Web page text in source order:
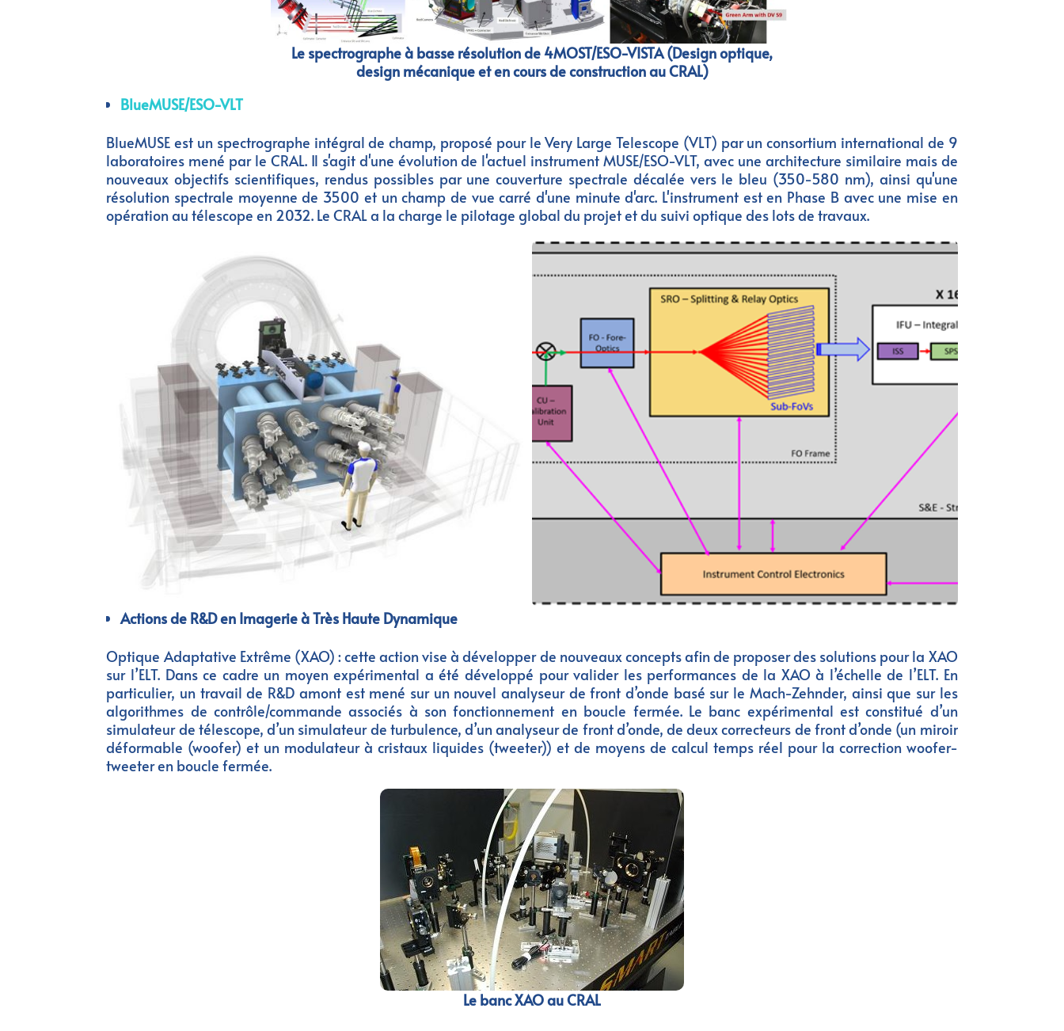
Le spectrographe à basse résolution de 4MOST/ESO-VISTA (Design optique,
design mécanique et en cours de construction au CRAL)
BlueMUSE/ESO-VLT
BlueMUSE est un spectrographe intégral de champ, proposé pour le Very Large Telescope (VLT) par un consortium international de 9
laboratoires mené par le CRAL. Il s'agit d'une évolution de l'actuel instrument MUSE/ESO-VLT, avec une architecture similaire mais de
nouveaux objectifs scientifiques, rendus possibles par une couverture spectrale décalée vers le bleu (350-580 nm), ainsi qu'une
résolution spectrale moyenne de 3500 et un champ de vue carré d'une minute d'arc. L'instrument est en Phase B avec une mise en
opération au télescope en 2032. Le CRAL a la charge le pilotage global du projet et du suivi optique des lots de travaux.
Actions de R&D en Imagerie à Très Haute Dynamique
Optique Adaptative Extrême (XAO) : cette action vise à développer de nouveaux concepts afin de proposer des solutions pour la XAO
sur l’ELT. Dans ce cadre un moyen expérimental a été développé pour valider les performances de la XAO à l’échelle de l’ELT. En
particulier, un travail de R&D amont est mené sur un nouvel analyseur de front d’onde basé sur le Mach-Zehnder, ainsi que sur les
algorithmes de contrôle/commande associés à son fonctionnement en boucle fermée. Le banc expérimental est constitué d’un
simulateur de télescope, d’un simulateur de turbulence, d’un analyseur de front d’onde, de deux correcteurs de front d’onde (un miroir
déformable (woofer) et un modulateur à cristaux liquides (tweeter)) et de moyens de calcul temps réel pour la correction woofer-
tweeter en boucle fermée.
Le banc XAO au CRAL